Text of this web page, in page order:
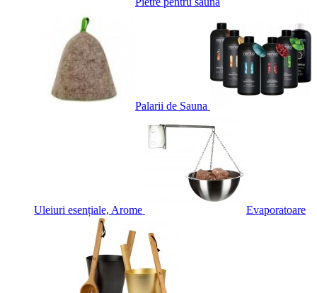
Palarii de Sauna
Uleiuri esențiale, Arome Evaporatoare